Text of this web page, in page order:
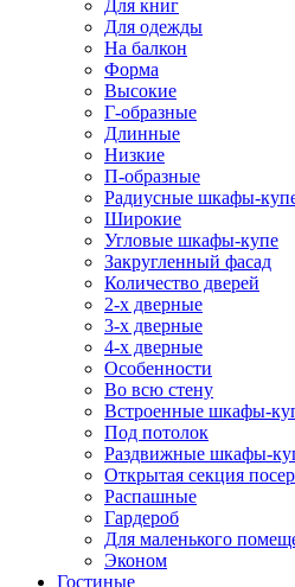
Для книг
Для одежды
На балкон
Форма
Высокие
Г-образные
Длинные
Низкие
П-образные
Радиусные шкафы-
Широкие
Угловые шкафы-купе
Закругленный фасад
Количество дверей
2-х дверные
3-х дверные
4-х дверные
Особенности
Во всю стену
Встроенные шкафы-
Под потолок
Раздвижные шкафы-
Открытая секция
Распашные
Гардероб
Для маленького
Эконом
Гостиные